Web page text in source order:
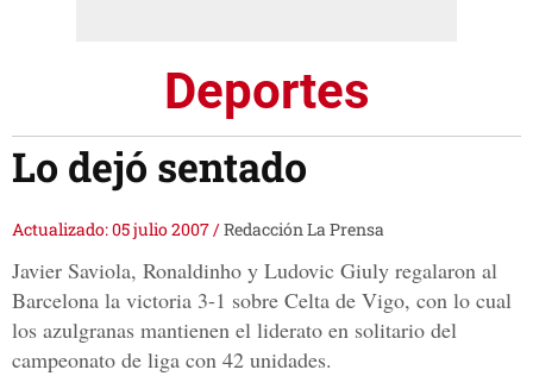
Deportes
Lo dejó sentado
Actualizado: 05 julio 2007/Redacción La Prensa
Javier Saviola, Ronaldinho y Ludovic Giuly regalaron al
Barcelona la victoria 3-1 sobre Celta de Vigo, con lo cual
los azulgranas mantienen el liderato en solitario del
campeonato de liga con 42 unidades.